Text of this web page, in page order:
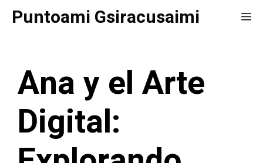
SaltarPuntoami Gsiracusaimi
Ana y el Arte
Digital: